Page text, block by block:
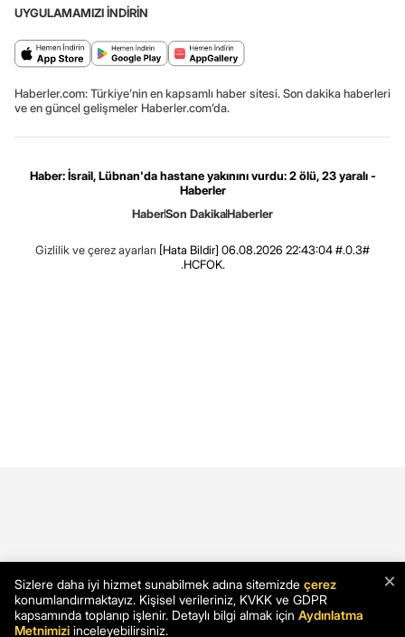
UYGULAMAMIZI İNDİRİN
Haberler.com: Türkiye’nin en kapsamlı haber sitesi. Son dakika haberleri
ve en güncel gelişmeler Haberler.com’da.
Haber: İsrail, Lübnan'da hastane yakınını vurdu: 2 ölü, 23 yaralı -
Haberler
HaberSon DakikaHaberler
Gizlilik ve çerez ayarları [Hata Bildir] 06.08.2026 22:43:04 #.0.3#
.HCFOK.
×
Sizlere daha iyi hizmet sunabilmek adına sitemizde çerez
konumlandırmaktayız. Kişisel verileriniz, KVKK ve GDPR
kapsamında toplanıp işlenir. Detaylı bilgi almak için Aydınlatma
Metnimizi inceleyebilirsiniz.